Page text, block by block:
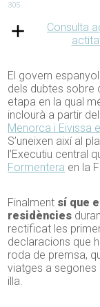
305
Consulta
El govern
dels dubtes sobre
etapa en la qual
inclourà a partir
Menorca i Eivissa
S’uneixen així al
l’Executiu central
Formentera en la
Finalment sí que
residències
rectificat les
declaracions que
roda de premsa,
viatges a segones
illa.